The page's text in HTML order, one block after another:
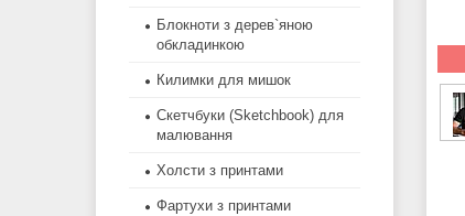
Блокноти з дерев`яною
обкладинкою
Килимки для мишок
Скетчбуки (Sketchbook) для
малювання
Холсти з принтами
Фартухи з принтами